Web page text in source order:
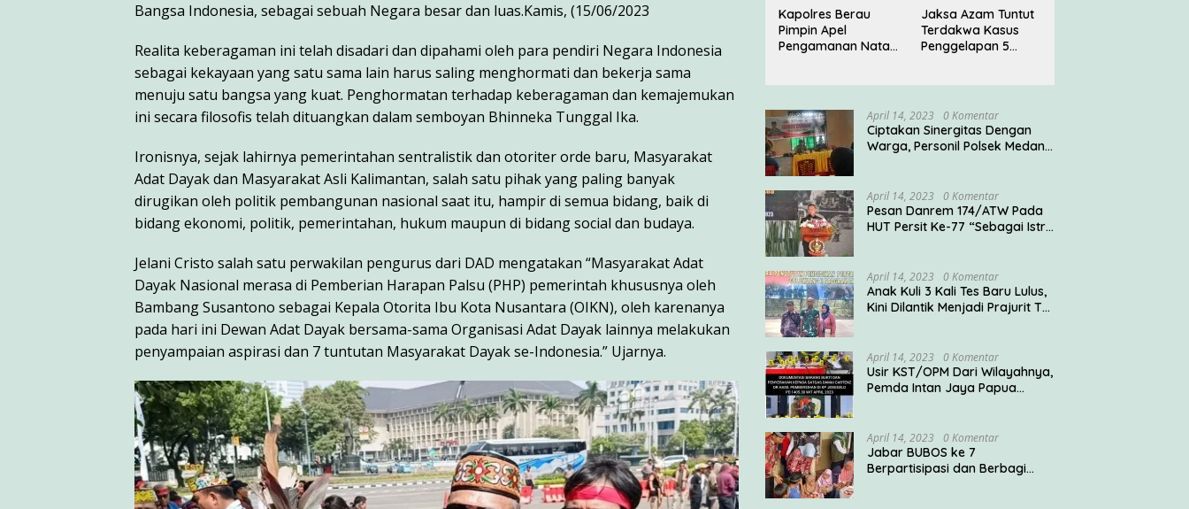
Bangsa Indonesia, sebagai sebuah Negara besar dan luas.Kamis, (15/06/2023
Realita keberagaman ini telah disadari dan dipahami oleh para pendiri Negara Indonesia
sebagai kekayaan yang satu sama lain harus saling menghormati dan bekerja sama
menuju satu bangsa yang kuat. Penghormatan terhadap keberagaman dan kemajemukan
ini secara filosofis telah dituangkan dalam semboyan Bhinneka Tunggal Ika.
Ironisnya, sejak lahirnya pemerintahan sentralistik dan otoriter orde baru, Masyarakat
Adat Dayak dan Masyarakat Asli Kalimantan, salah satu pihak yang paling banyak
dirugikan oleh politik pembangunan nasional saat itu, hampir di semua bidang, baik di
bidang ekonomi, politik, pemerintahan, hukum maupun di bidang social dan budaya.
Jelani Cristo salah satu perwakilan pengurus dari DAD mengatakan “Masyarakat Adat
Dayak Nasional merasa di Pemberian Harapan Palsu (PHP) pemerintah khususnya oleh
Bambang Susantono sebagai Kepala Otorita Ibu Kota Nusantara (OIKN), oleh karenanya
pada hari ini Dewan Adat Dayak bersama-sama Organisasi Adat Dayak lainnya melakukan
penyampaian aspirasi dan 7 tuntutan Masyarakat Dayak se-Indonesia.” Ujarnya.
Kapolres Berau
Pimpin Apel
Pengamanan Natal
Jaksa Azam Tuntut
Terdakwa Kasus
Penggelapan 5
April 14, 2023 0 Komentar
Ciptakan Sinergitas Dengan
Warga, Personil Polsek Medan
April 14, 2023 0 Komentar
Pesan Danrem 174/ATW Pada
HUT Persit Ke-77 “Sebagai Istri
Mengemban Peran Multi
Ganda”
April 14, 2023 0 Komentar
Anak Kuli 3 Kali Tes Baru Lulus,
Kini Dilantik Menjadi Prajurit TNI
April 14, 2023 0 Komentar
Usir KST/OPM Dari Wilayahnya,
Pemda Intan Jaya Papua
April 14, 2023 0 Komentar
Jabar BUBOS ke 7
Berpartisipasi dan Berbagi